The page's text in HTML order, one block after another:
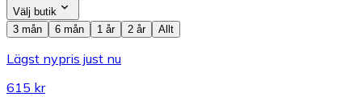
Välj butik
3 mån
6 mån 1 år 2 år Allt
Lägst nypris just nu
615 kr